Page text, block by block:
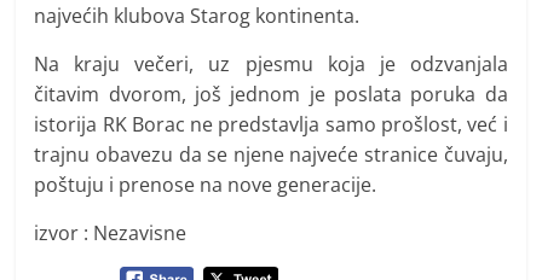
najvećih klubova Starog kontinenta.
Na kraju večeri, uz pjesmu koja je odzvanjala
čitavim dvorom, još jednom je poslata poruka da
istorija RK Borac ne predstavlja samo prošlost, već i
trajnu obavezu da se njene najveće stranice čuvaju,
poštuju i prenose na nove generacije.
izvor : Nezavisne